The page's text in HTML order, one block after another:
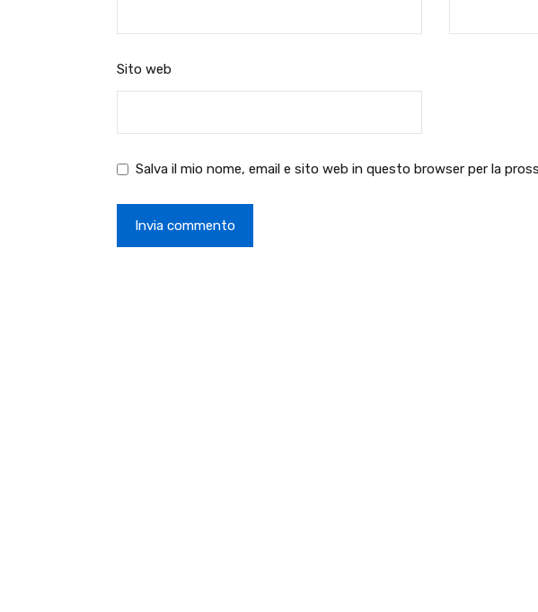
Sito web
Salva il mio nome, email e sito web in questo browser per la